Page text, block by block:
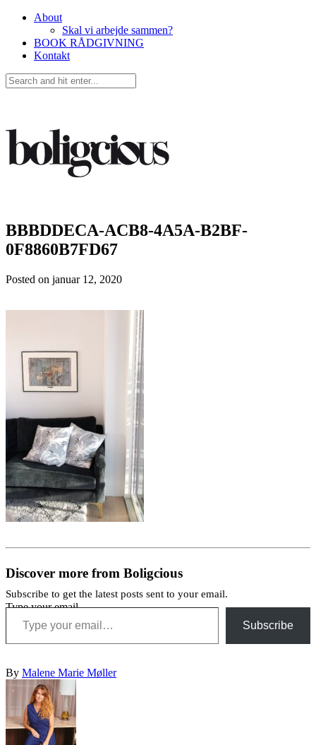
About
Skal vi arbejde sammen?
BOOK RÅDGIVNING
Kontakt
BBBDDECA-ACB8-4A5A-B2BF-
0F8860B7FD67
Posted on januar 12, 2020
Discover more from Boligcious
Subscribe to get the latest posts sent to your email.
Type your email…
Subscribe
By Malene Marie Møller